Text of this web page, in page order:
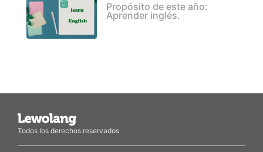
Propósito de este año:
Aprender inglés.
Todos los derechos reservados